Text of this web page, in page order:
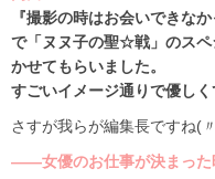
『撮影の時はお会いできな
で「ヌヌ子の聖☆戦」のス
かせてもらいました。
すごいイメージ通りで優しく
さすが我らが編集長ですね(
――女優のお仕事が決まった